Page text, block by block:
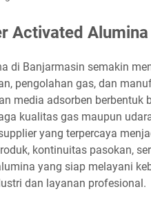
Activated
di Banjarmasin semakin
pengolahan gas, dan
media adsorben berbentuk
kualitas gas maupun
yang terpercaya
kontinuitas pasokan,
yang siap melayani
dan layanan profesional.